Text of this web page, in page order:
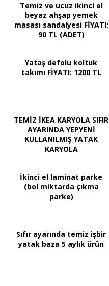
Temiz ve ucuz ikinci el
beyaz ahşap yemek
masası sandalyesi FİYATI:
90 TL (ADET)
Yataş defolu koltuk
takımı FİYATI: 1200 TL
TEMİZ İKEA KARYOLA SIFIR
AYARINDA YEPYENİ
KULLANILMIŞ YATAK
KARYOLA
İkinci el laminat parke
(bol miktarda çıkma
parke)
Sıfır ayarında temiz işbir
yatak baza 5 aylık ürün